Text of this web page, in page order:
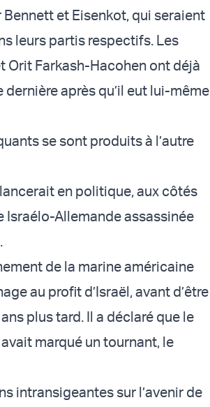
et Eisenkot, qui seraient
leurs partis respectifs. Les
Orit Farkash-Hacohen ont déjà
dernière après qu’il eut lui-même
se sont produits à l’autre
en politique, aux côtés
Israélo-Allemande assassinée
de la marine américaine
au profit d’Israël, avant d’être
plus tard. Il a déclaré que le
marqué un tournant, le
intransigeantes sur l’avenir de